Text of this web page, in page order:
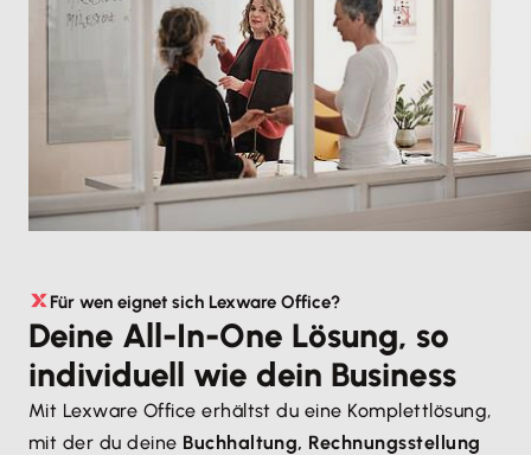
Für wen eignet sich Lexware Office?
Deine All-In-One Lösung, so
individuell wie dein Business
Mit Lexware Office erhältst du eine Komplettlösung,
mit der du deine Buchhaltung, Rechnungsstellung